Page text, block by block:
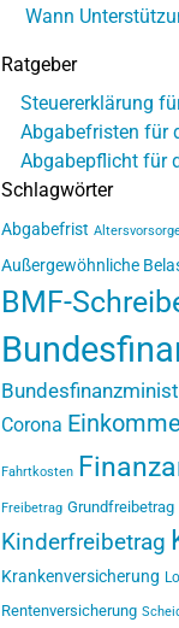
Wann
Ratgeber
Steuererklärung
Abgabefristen für
Abgabepflicht für
Schlagwörter
Abgabefrist
Außergewöhnliche
BMF-
Corona
Fahrtkosten
Freibetrag Grundfreibetrag
Kinderfreibetrag
Krankenversicherung
Rentenversicherung